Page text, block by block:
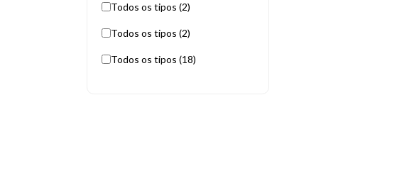
Todos os tipos (2)
Todos os tipos (2)
Todos os tipos (18)